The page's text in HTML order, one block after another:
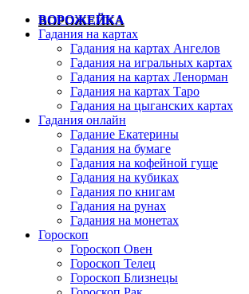
ВОРОЖЕЙКА
Гадания на картах
Гадания на картах Ангелов
Гадания на игральных картах
Гадания на картах Ленорман
Гадания на картах Таро
Гадания на цыганских картах
Гадания онлайн
Гадание Екатерины
Гадания на бумаге
Гадания на кофейной гуще
Гадания на кубиках
Гадания по книгам
Гадания на рунах
Гадания на монетах
Гороскоп
Гороскоп Овен
Гороскоп Телец
Гороскоп Близнецы